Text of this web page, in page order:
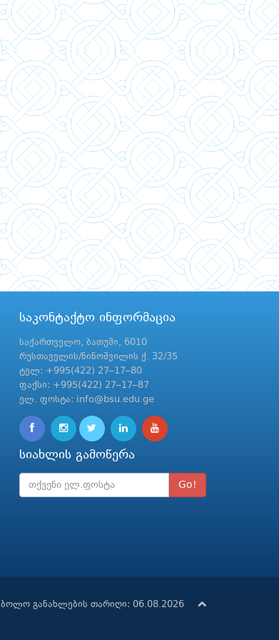
საკონტაქტო ინფორმაცია
საქართველო, ბათუმი, 6010
რუსთაველის/ნინოშვილის ქ. 32/35
ტელ: +995(422) 27–17–80
ფაქსი: +995(422) 27–17–87
ელ. ფოსტა: info@bsu.edu.ge
სიახლის გამოწერა
Go!
ბოლო განახლების თარიღი: 06.08.2026